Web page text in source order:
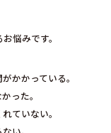
悩みです。
かかっている。
った。
ていない。